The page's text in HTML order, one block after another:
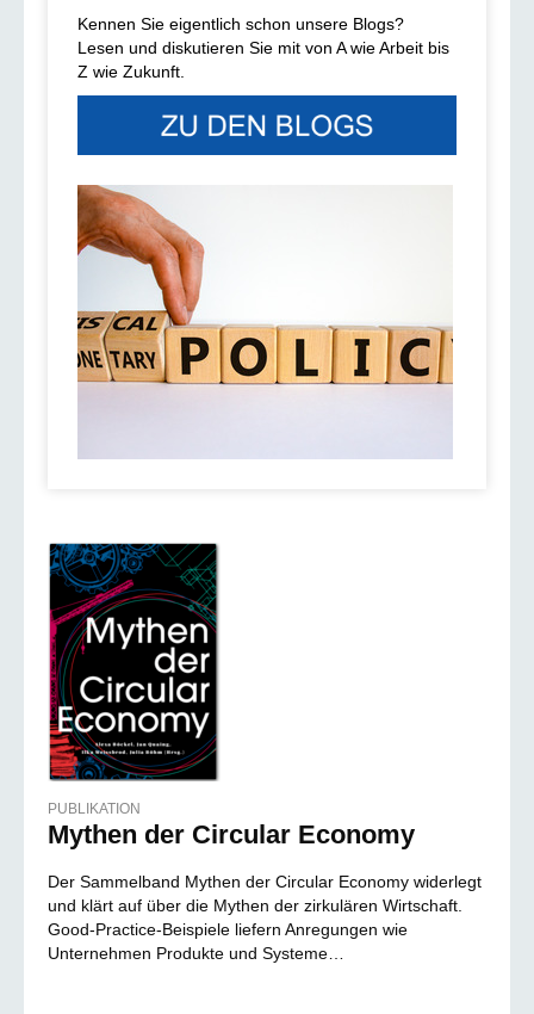
Kennen Sie eigentlich schon unsere Blogs?
Lesen und diskutieren Sie mit von A wie Arbeit bis
Z wie Zukunft.
PUBLIKATION
Mythen der Circular Economy
Der Sammelband Mythen der Circular Economy widerlegt
und klärt auf über die Mythen der zirkulären Wirtschaft.
Good-Practice-Beispiele liefern Anregungen wie
Unternehmen Produkte und Systeme…